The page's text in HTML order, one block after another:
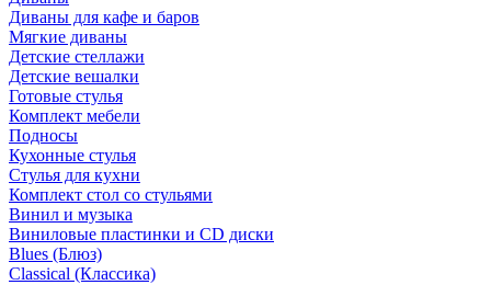
Диваны для кафе и баров
Мягкие диваны
Детские стеллажи
Детские вешалки
Готовые стулья
Комплект мебели
Подносы
Кухонные стулья
Стулья для кухни
Комплект стол со стульями
Винил и музыка
Виниловые пластинки и CD диски
Blues (Блюз)
Classical (Классика)